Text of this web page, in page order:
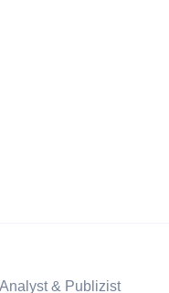
& Publizist